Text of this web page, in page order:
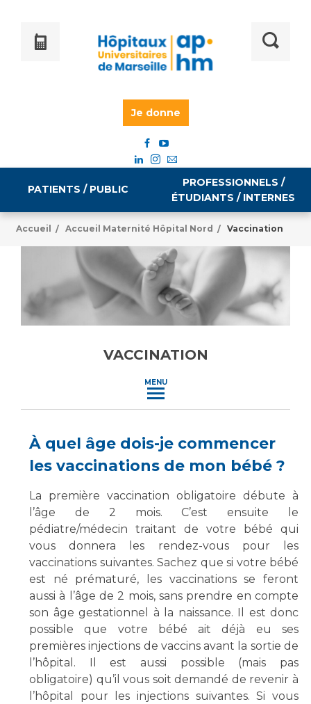
Je donne
PATIENTS / PUBLIC
Informations pratiques
Accès à votre dossier médical
Tarifs
Vous accompagnez, vous rendez visite à un patient
Vous allez être hospitalisé(e)
Vous avez une analyse à réaliser
myaphm, votre espace santé en ligne
Infos COVID-19
Vivre ensemble à l'hôpital
Culture à l'hôpital
Laïcité et cultes
Les associations
Livret d'accueil
Salon des familles
Transports sanitaires
Vos droits, vos devoirs
PROFESSIONNELS /
ÉTUDIANTS / INTERNES
Égalité professionnelle
Emploi / formation
Emplois administratifs
Emplois techniques et médico-techniques
Emplois divers
Statuts
Stages paramédicaux
Chercheurs
La recherche clinique à l'AP-HM
Les structures de recherche
Écoles et Instituts de Formation
Accueil / Accueil Maternité Hôpital Nord / Vaccination
VACCINATION
MENU
À quel âge dois-je commencer
les vaccinations de mon bébé ?
La première vaccination obligatoire débute à
l’âge de 2 mois. C’est ensuite le
pédiatre/médecin traitant de votre bébé qui
vous donnera les rendez-vous pour les
vaccinations suivantes. Sachez que si votre bébé
est né prématuré, les vaccinations se feront
aussi à l’âge de 2 mois, sans prendre en compte
son âge gestationnel à la naissance. Il est donc
possible que votre bébé ait déjà eu ses
premières injections de vaccins avant la sortie de
l’hôpital. Il est aussi possible (mais pas
obligatoire) qu’il vous soit demandé de revenir à
l’hôpital pour les injections suivantes. Si vous